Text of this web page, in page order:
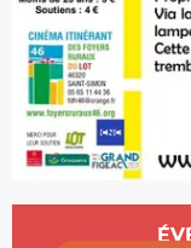
Ouverture